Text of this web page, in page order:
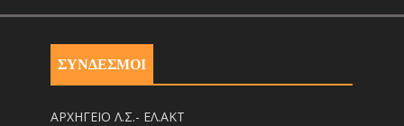
ΣΥΝΔΕΣΜΟΙ
ΑΡΧΗΓΕΙΟ Λ.Σ.- ΕΛ.ΑΚΤ